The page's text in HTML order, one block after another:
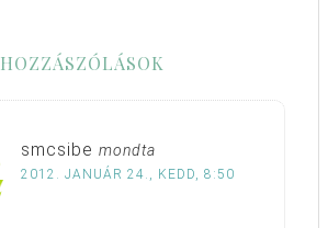
HOZZÁSZÓLÁSOK
smcsibe mondta
2012. JANUÁR 24., KEDD, 8:50